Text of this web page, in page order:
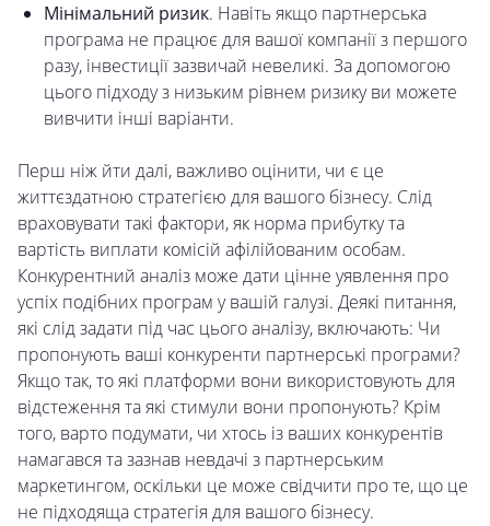
Мінімальний ризик. Навіть якщо партнерська
програма не працює для вашої компанії з першого
разу, інвестиції зазвичай невеликі. За допомогою
цього підходу з низьким рівнем ризику ви можете
вивчити інші варіанти.
Перш ніж йти далі, важливо оцінити, чи є це
життєздатною стратегією для вашого бізнесу. Слід
враховувати такі фактори, як норма прибутку та
вартість виплати комісій афілійованим особам.
Конкурентний аналіз може дати цінне уявлення про
успіх подібних програм у вашій галузі. Деякі питання,
які слід задати під час цього аналізу, включають: Чи
пропонують ваші конкуренти партнерські програми?
Якщо так, то які платформи вони використовують для
відстеження та які стимули вони пропонують? Крім
того, варто подумати, чи хтось із ваших конкурентів
намагався та зазнав невдачі з партнерським
маркетингом, оскільки це може свідчити про те, що це
не підходяща стратегія для вашого бізнесу.